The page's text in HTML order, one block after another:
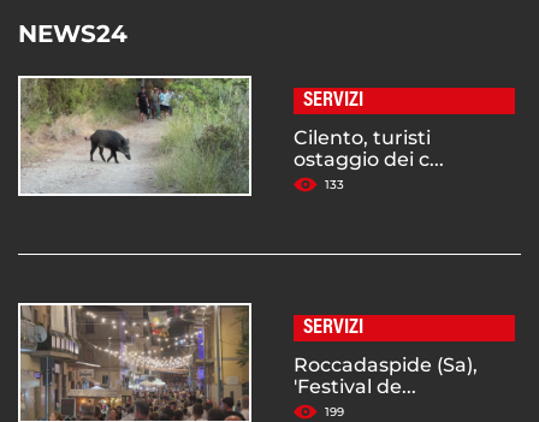
NEWS24
SERVIZI
Cilento, turisti
ostaggio dei c...
133
SERVIZI
Roccadaspide (Sa),
'Festival de...
199